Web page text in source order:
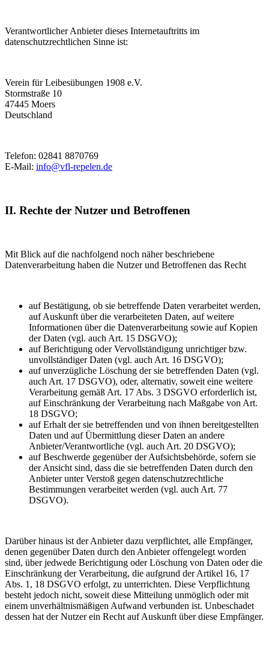
Verantwortlicher Anbieter dieses Internetauftritts im
datenschutzrechtlichen Sinne ist:
Verein für Leibesübungen 1908 e.V.
Stormstraße 10
47445 Moers
Deutschland
Telefon: 02841 8870769
E-Mail: info@vfl-repelen.de
II. Rechte der Nutzer und Betroffenen
Mit Blick auf die nachfolgend noch näher beschriebene
Datenverarbeitung haben die Nutzer und Betroffenen das Recht
auf Bestätigung, ob sie betreffende Daten verarbeitet werden,
auf Auskunft über die verarbeiteten Daten, auf weitere
Informationen über die Datenverarbeitung sowie auf Kopien
der Daten (vgl. auch Art. 15 DSGVO);
auf Berichtigung oder Vervollständigung unrichtiger bzw.
unvollständiger Daten (vgl. auch Art. 16 DSGVO);
auf unverzügliche Löschung der sie betreffenden Daten (vgl.
auch Art. 17 DSGVO), oder, alternativ, soweit eine weitere
Verarbeitung gemäß Art. 17 Abs. 3 DSGVO erforderlich ist,
auf Einschränkung der Verarbeitung nach Maßgabe von Art.
18 DSGVO;
auf Erhalt der sie betreffenden und von ihnen bereitgestellten
Daten und auf Übermittlung dieser Daten an andere
Anbieter/Verantwortliche (vgl. auch Art. 20 DSGVO);
auf Beschwerde gegenüber der Aufsichtsbehörde, sofern sie
der Ansicht sind, dass die sie betreffenden Daten durch den
Anbieter unter Verstoß gegen datenschutzrechtliche
Bestimmungen verarbeitet werden (vgl. auch Art. 77
DSGVO).
Darüber hinaus ist der Anbieter dazu verpflichtet, alle Empfänger,
denen gegenüber Daten durch den Anbieter offengelegt worden
sind, über jedwede Berichtigung oder Löschung von Daten oder die
Einschränkung der Verarbeitung, die aufgrund der Artikel 16, 17
Abs. 1, 18 DSGVO erfolgt, zu unterrichten. Diese Verpflichtung
besteht jedoch nicht, soweit diese Mitteilung unmöglich oder mit
einem unverhältnismäßigen Aufwand verbunden ist. Unbeschadet
dessen hat der Nutzer ein Recht auf Auskunft über diese Empfänger.